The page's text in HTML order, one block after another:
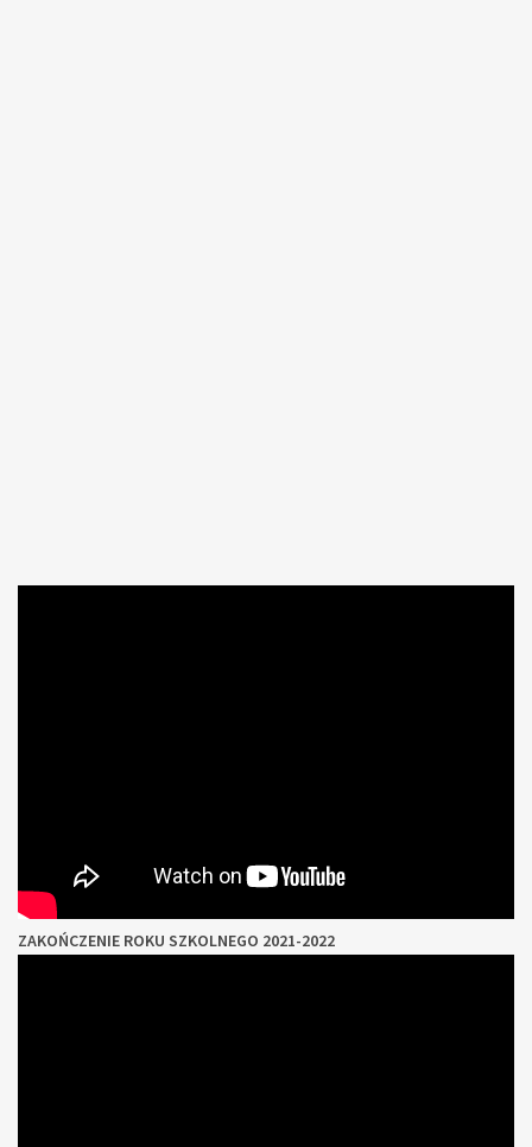
ZAKOŃCZENIE ROKU SZKOLNEGO 2021-2022